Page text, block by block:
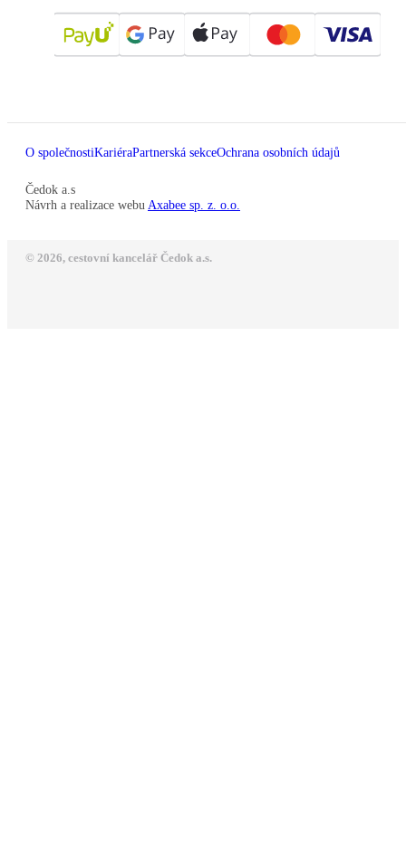
O společnostiKariéraPartnerská sekceOchrana osobních údajů
Čedok a.s
Návrh a realizace webu Axabee sp. z. o.o.
© 2026, cestovní kancelář Čedok a.s.